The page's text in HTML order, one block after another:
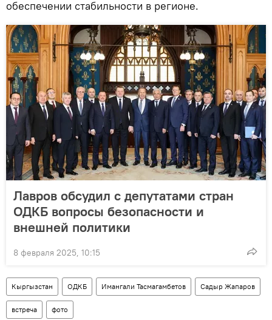
обеспечении стабильности в регионе.
Лавров обсудил с депутатами стран
ОДКБ вопросы безопасности и
внешней политики
8 февраля 2025, 10:15
Кыргызстан ОДКБ Имангали Тасмагамбетов Садыр Жапаров
встреча фото